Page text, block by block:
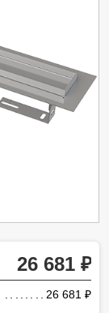
26 681
26 681